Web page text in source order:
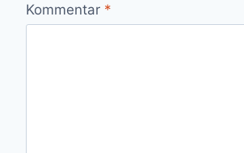
Kommentar *